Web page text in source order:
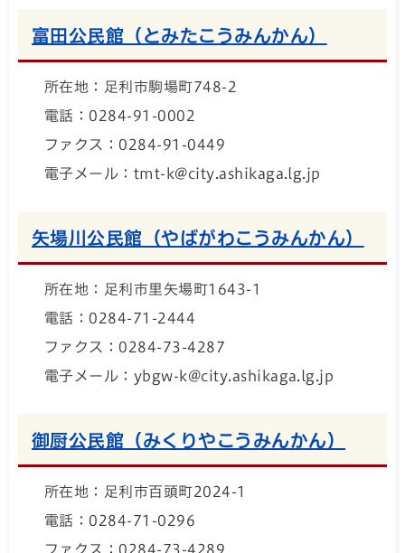
富田公民館（とみたこうみんかん）
所在地：足利市駒場町748-2
電話：0284-91-0002
ファクス：0284-91-0449
電子メール：tmt-k@city.ashikaga.lg.jp
矢場川公民館（やばがわこうみんかん）
所在地：足利市里矢場町1643-1
電話：0284-71-2444
ファクス：0284-73-4287
電子メール：ybgw-k@city.ashikaga.lg.jp
御厨公民館（みくりやこうみんかん）
所在地：足利市百頭町2024-1
電話：0284-71-0296
ファクス：0284-73-4289